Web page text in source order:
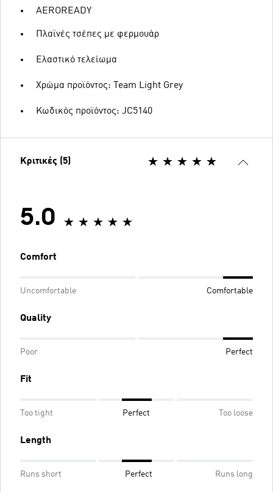
AEROREADY
Πλαϊνές τσέπες με φερμουάρ
Ελαστικό τελείωμα
Χρώμα προϊόντος: Team Light Grey
Κωδικός προϊόντος: JC5140
Κριτικές (5)
5.0
Comfort
Uncomfortable Comfortable
Quality
Poor Perfect
Fit
Too tight Perfect Too loose
Length
Runs short Perfect Runs long